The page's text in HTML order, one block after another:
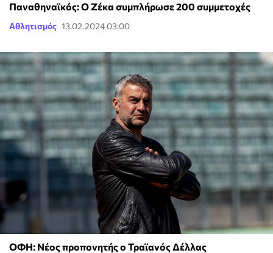
Παναθηναϊκός: Ο Ζέκα συμπλήρωσε 200 συμμετοχές
Αθλητισμός 13.02.2024 03:00
ΟΦΗ: Νέος προπονητής ο Τραϊανός Δέλλας